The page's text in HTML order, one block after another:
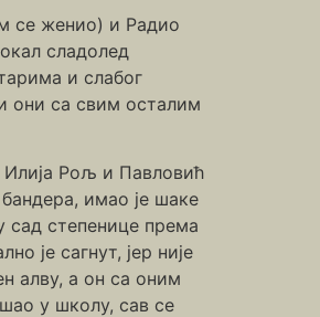
се женио) и Радио
сладолед
и слабог
они са свим осталим
Илија Рољ и Павловић
имао је шаке
сад степенице према
је сагнут, јер није
алву, а он са оним
у школу, сав се